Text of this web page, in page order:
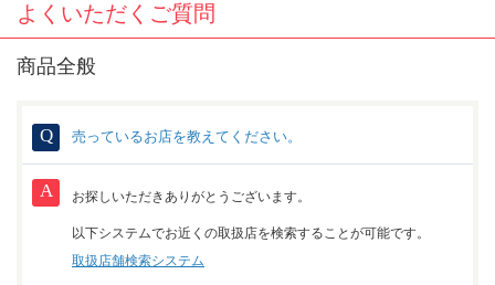
よくいただくご質問
商品全般
売っているお店を教えてください。
お探しいただきありがとうございます。
以下システムでお近くの取扱店を検索することが可能です。
取扱店舗検索システム